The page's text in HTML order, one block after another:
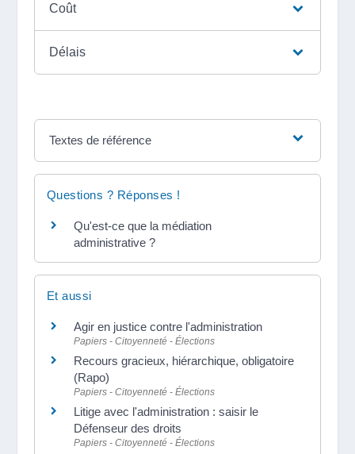
Coût
Délais
Textes de référence
Questions ? Réponses !
Qu'est-ce que la médiation
administrative ?
Et aussi
Agir en justice contre l'administration
Papiers - Citoyenneté - Élections
Recours gracieux, hiérarchique, obligatoire
(Rapo)
Papiers - Citoyenneté - Élections
Litige avec l'administration : saisir le
Défenseur des droits
Papiers - Citoyenneté - Élections